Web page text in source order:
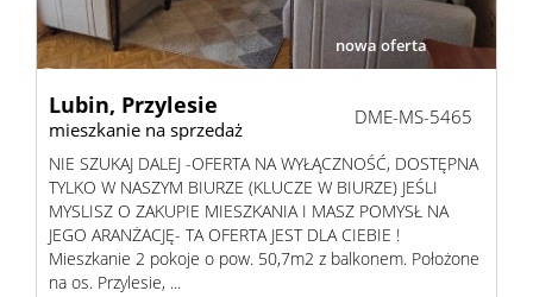
nowa oferta
Lubin, Przylesie
mieszkanie na sprzedaż
DME-MS-5465
NIE SZUKAJ DALEJ -OFERTA NA WYŁĄCZNOŚĆ, DOSTĘPNA
TYLKO W NASZYM BIURZE (KLUCZE W BIURZE) JEŚLI
MYSLISZ O ZAKUPIE MIESZKANIA I MASZ POMYSŁ NA
JEGO ARANŻACJĘ- TA OFERTA JEST DLA CIEBIE !
Mieszkanie 2 pokoje o pow. 50,7m2 z balkonem. Położone
na os. Przylesie, ...